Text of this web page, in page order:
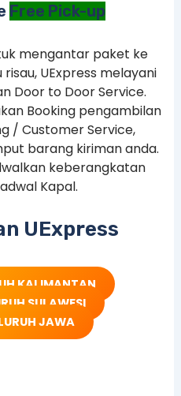
Free Pick-up
mengantar paket ke
UExpress melayani
Door to Door Service.
Booking pengambilan
/ Customer Service,
barang kiriman anda.
keberangkatan
Kapal.
UExpress
KALIMANTAN
SULAWESI
JAWA